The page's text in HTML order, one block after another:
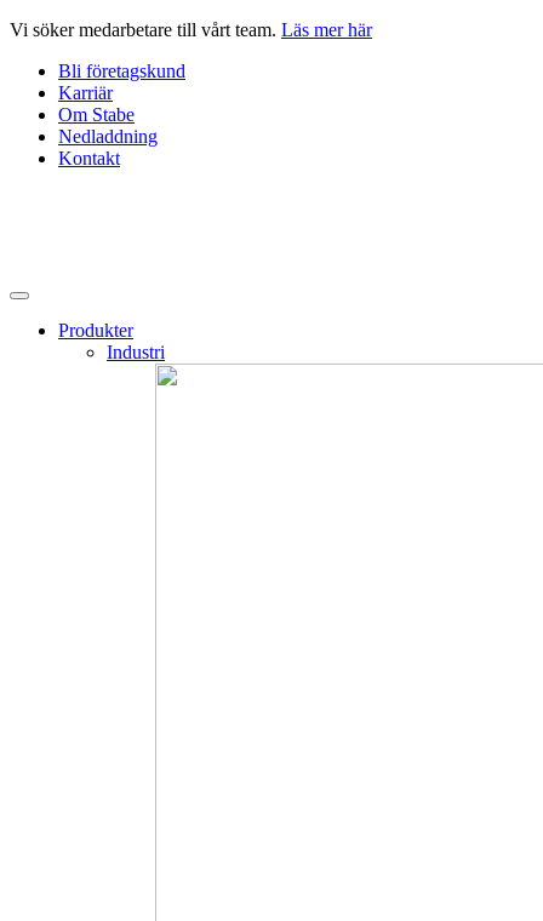
Hoppa
innehåll
Vi söker medarbetare till vårt team. Läs mer här
Bli företagskund
Karriär
Om Stabe
Nedladdning
Kontakt
Produkter
Industri